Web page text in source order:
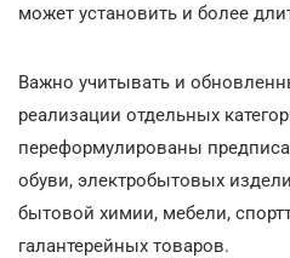
может установить и более
Важно учитывать и
реализации отдельных
переформулированы
обуви, электробытовых
бытовой химии, мебели,
галантерейных товаров.